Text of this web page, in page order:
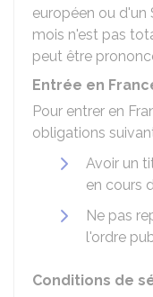
européen ou d'un
mois n'est pas
peut être
Entrée en
Pour entrer en
obligations
Avoir un
en cours
Ne pas
l'ordre
Conditions de